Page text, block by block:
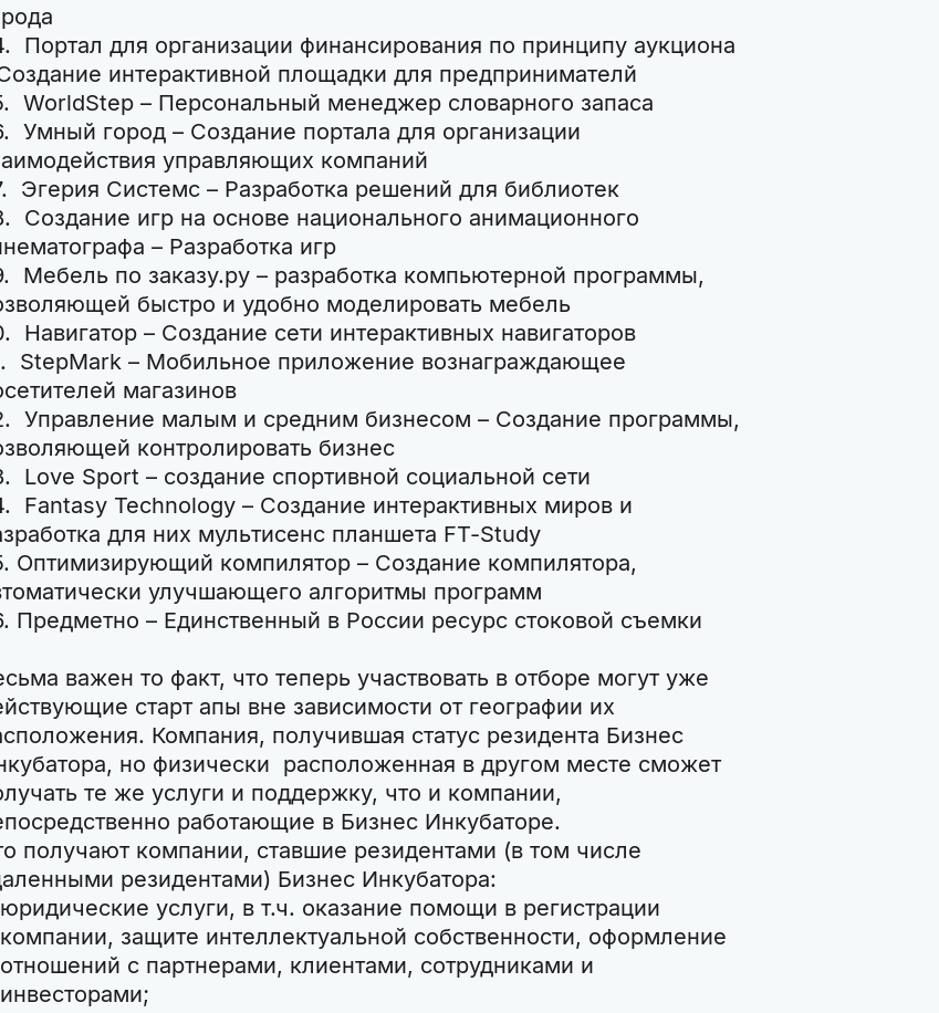
Портал для организации финансирования по принципу аукциона
интерактивной площадки для предпринимателй
WorldStep – Персональный менеджер словарного запаса
Умный город – Создание портала для организации
управляющих компаний
Эгерия Системс – Разработка решений для библиотек
Создание игр на основе национального анимационного
– Разработка игр
Мебель по заказу.ру – разработка компьютерной программы,
быстро и удобно моделировать мебель
Навигатор – Создание сети интерактивных навигаторов
StepMark – Мобильное приложение вознаграждающее
магазинов
Управление малым и средним бизнесом – Создание программы,
контролировать бизнес
Love Sport – создание спортивной социальной сети
Fantasy Technology – Создание интерактивных миров и
для них мультисенс планшета FT-Study
Оптимизирующий компилятор – Создание компилятора,
улучшающего алгоритмы программ
Предметно – Единственный в России ресурс стоковой съемки
важен то факт, что теперь участвовать в отборе могут уже
старт апы вне зависимости от географии их
Компания, получившая статус резидента Бизнес
но физически расположенная в другом месте сможет
те же услуги и поддержку, что и компании,
работающие в Бизнес Инкубаторе.
получают компании, ставшие резидентами (в том числе
резидентами) Бизнес Инкубатора:
юридические услуги, в т.ч. оказание помощи в регистрации
компании, защите интеллектуальной собственности, оформление
отношений с партнерами, клиентами, сотрудниками и
инвесторами;